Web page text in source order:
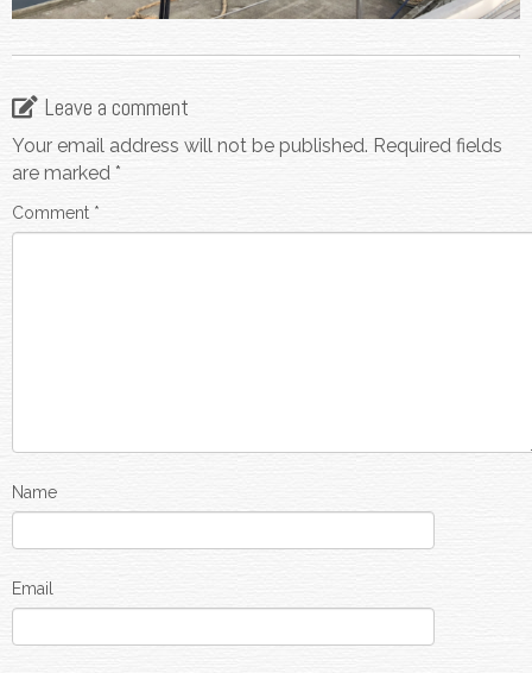
Leave a comment
Your email address will not be published. Required fields
are marked *
Comment *
Name
Email